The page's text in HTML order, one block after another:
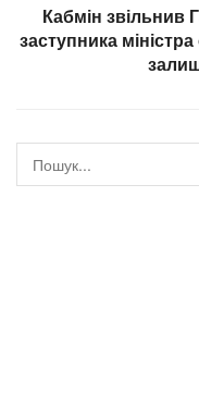
Кабмін звільнив
заступника